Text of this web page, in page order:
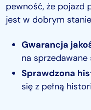
pewność, że pojazd
jest w dobrym
Gwarancja
na
Sprawdzona
się z pełną